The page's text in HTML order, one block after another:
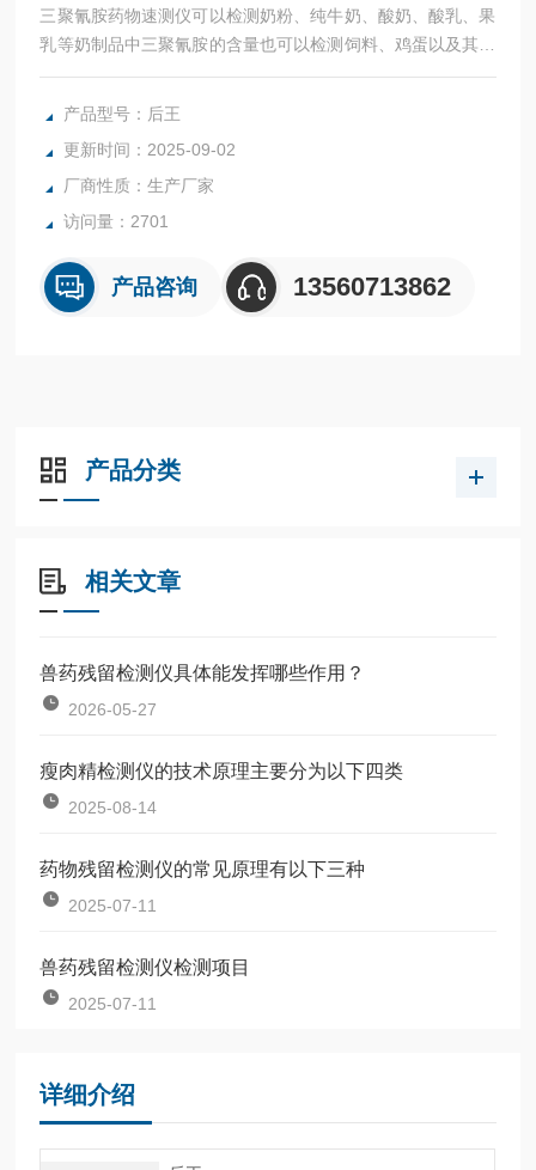
三聚氰胺药物速测仪可以检测奶粉、纯牛奶、酸奶、酸乳、果
乳等奶制品中三聚氰胺的含量也可以检测饲料、鸡蛋以及其它
食品中的三聚氰胺和尿素含量。从原料采购到成品检验均可使
产品型号：后王
更新时间：2025-09-02
厂商性质：生产厂家
访问量：2701
产品咨询 13560713862
产品分类
相关文章
兽药残留检测仪具体能发挥哪些作用？
2026-05-27
瘦肉精检测仪的技术原理主要分为以下四类
2025-08-14
药物残留检测仪的常见原理有以下三种
2025-07-11
兽药残留检测仪检测项目
2025-07-11
详细介绍